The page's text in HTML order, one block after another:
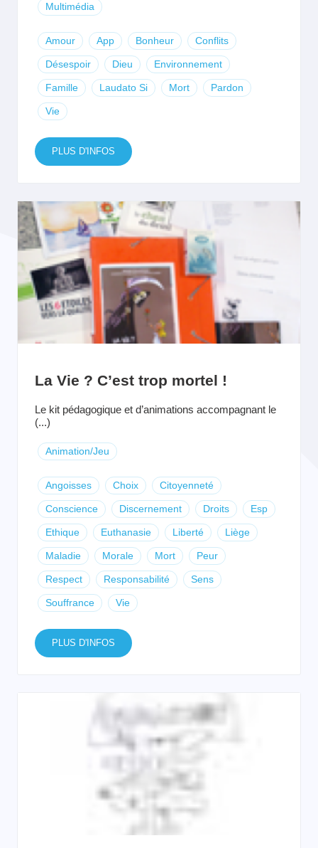
Multimédia
Amour App Bonheur Conflits
Désespoir Dieu Environnement
Famille Laudato Si Mort Pardon
Vie
PLUS D'INFOS
La Vie ? C’est trop mortel !
Le kit pédagogique et d’animations accompagnant le
(...)
Animation/Jeu
Angoisses Choix Citoyenneté
Conscience Discernement Droits Esp
Ethique Euthanasie Liberté Liège
Maladie Morale Mort Peur
Respect Responsabilité Sens
Souffrance Vie
PLUS D'INFOS